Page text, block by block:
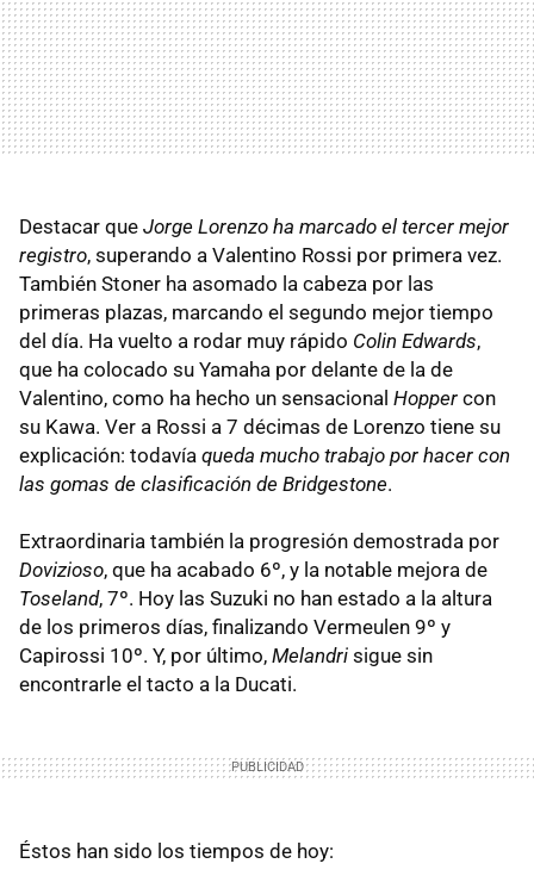
Destacar que Jorge Lorenzo ha marcado el tercer mejor
registro, superando a Valentino Rossi por primera vez.
También Stoner ha asomado la cabeza por las
primeras plazas, marcando el segundo mejor tiempo
del día. Ha vuelto a rodar muy rápido Colin Edwards,
que ha colocado su Yamaha por delante de la de
Valentino, como ha hecho un sensacional Hopper con
su Kawa. Ver a Rossi a 7 décimas de Lorenzo tiene su
explicación: todavía queda mucho trabajo por hacer con
las gomas de clasificación de Bridgestone.
Extraordinaria también la progresión demostrada por
Dovizioso, que ha acabado 6º, y la notable mejora de
Toseland, 7º. Hoy las Suzuki no han estado a la altura
de los primeros días, finalizando Vermeulen 9º y
Capirossi 10º. Y, por último, Melandri sigue sin
encontrarle el tacto a la Ducati.
Éstos han sido los tiempos de hoy: